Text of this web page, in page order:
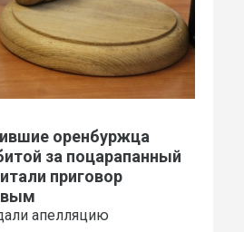
оренбуржца
за поцарапанный
приговор
апелляцию